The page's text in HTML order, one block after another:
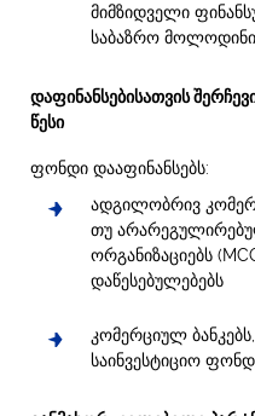
მიმზიდველი
საბაზრო
დაფინანსებისათვის
წესი
ფონდი დააფინანსებს:
ადგილობრივ
თუ
ორგანიზაციებს
დაწესებულებებს
კომერციულ ბანკებს,
საინვესტიციო